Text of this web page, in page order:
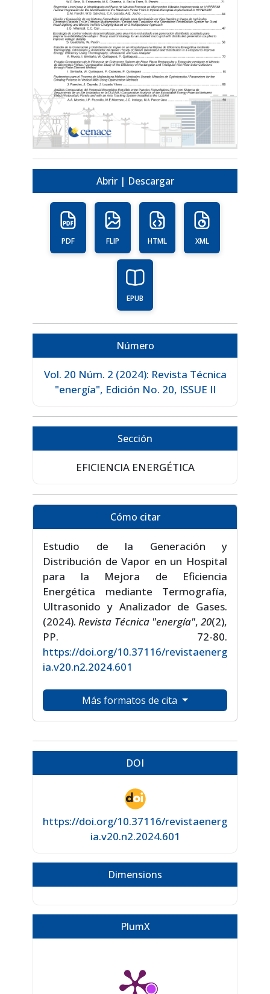
Abrir | Descargar
PDF FLIP HTML XML
EPUB
Número
Vol. 20 Núm. 2 (2024): Revista Técnica
"energía", Edición No. 20, ISSUE II
Sección
EFICIENCIA ENERGÉTICA
Cómo citar
Estudio de la Generación y
Distribución de Vapor en un Hospital
para la Mejora de Eficiencia
Energética mediante Termografía,
Ultrasonido y Analizador de Gases.
(2024).Revista Técnica "energía", 20(2),
PP. 72-80.
https://doi.org/10.37116/revistaenerg
ia.v20.n2.2024.601
Más formatos de cita
DOI
https://doi.org/10.37116/revistaenerg
ia.v20.n2.2024.601
Dimensions
PlumX